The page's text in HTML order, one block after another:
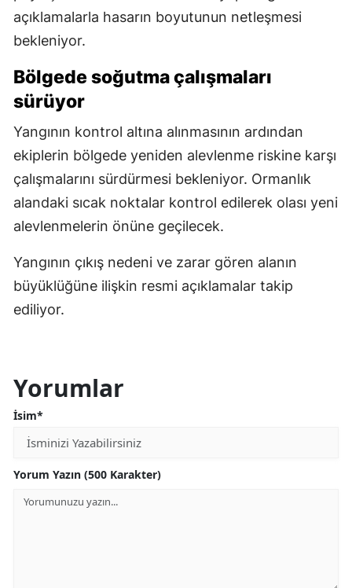
açıklamalarla hasarın boyutunun netleşmesi
bekleniyor.
Bölgede soğutma çalışmaları
sürüyor
Yangının kontrol altına alınmasının ardından
ekiplerin bölgede yeniden alevlenme riskine karşı
çalışmalarını sürdürmesi bekleniyor. Ormanlık
alandaki sıcak noktalar kontrol edilerek olası yeni
alevlenmelerin önüne geçilecek.
Yangının çıkış nedeni ve zarar gören alanın
büyüklüğüne ilişkin resmi açıklamalar takip
ediliyor.
Yorumlar
İsim*
Yorum Yazın (500 Karakter)